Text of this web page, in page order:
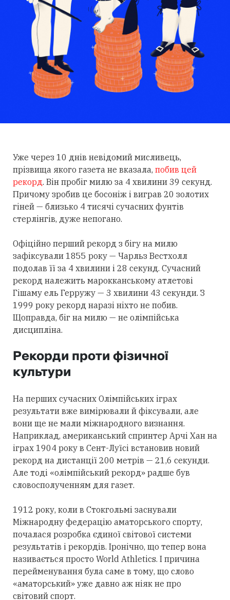
Уже через 10 днів невідомий мисливець,
прізвища якого газета не вказала, побив цей
рекорд. Він пробіг милю за 4 хвилини 39 секунд.
Причому зробив це босоніж і виграв 20 золотих
гіней — близько 4 тисячі сучасних фунтів
стерлінгів, дуже непогано.
Офіційно перший рекорд з бігу на милю
зафіксували 1855 року — Чарльз Вестхолл
подолав її за 4 хвилини і 28 секунд. Сучасний
рекорд належить марокканському атлетові
Гішаму ель Герружу — 3 хвилини 43 секунди. З
1999 року рекорд наразі ніхто не побив.
Щоправда, біг на милю — не олімпійська
дисципліна.
Рекорди проти фізичної
культури
На перших сучасних Олімпійських іграх
результати вже вимірювали й фіксували, але
вони ще не мали міжнародного визнання.
Наприклад, американський спринтер Арчі Хан на
іграх 1904 року в Сент-Луїсі встановив новий
рекорд на дистанції 200 метрів — 21,6 секунди.
Але тоді «олімпійський рекорд» радше був
словосполученням для газет.
1912 року, коли в Стокгольмі заснували
Міжнародну федерацію аматорського спорту,
почалася розробка єдиної світової системи
результатів і рекордів. Іронічно, що тепер вона
називається просто World Athletics. І причина
перейменування була саме в тому, що слово
«аматорський» уже давно аж ніяк не про
світовий спорт.